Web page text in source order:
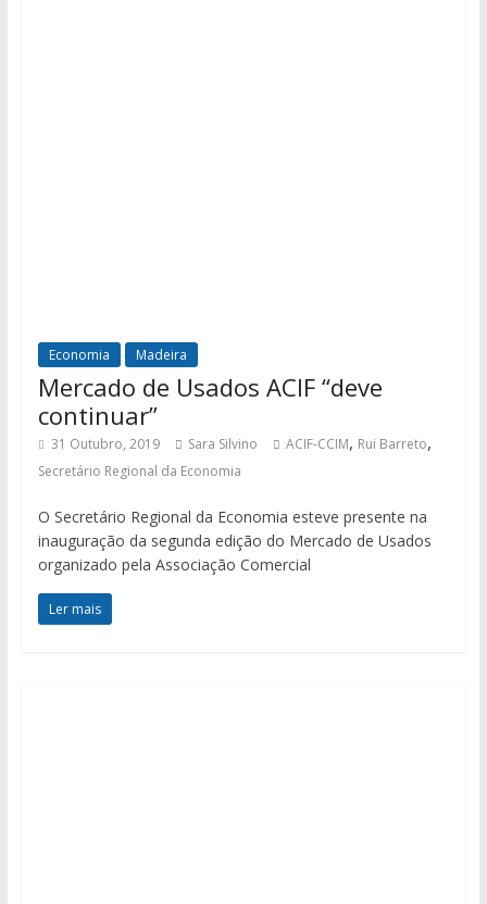
Economia Madeira
Mercado de Usados ACIF “deve
continuar”
31 Outubro, 2019 Sara Silvino ACIF-CCIM, Rui Barreto,
Secretário Regional da Economia
O Secretário Regional da Economia esteve presente na
inauguração da segunda edição do Mercado de Usados
organizado pela Associação Comercial
Ler mais